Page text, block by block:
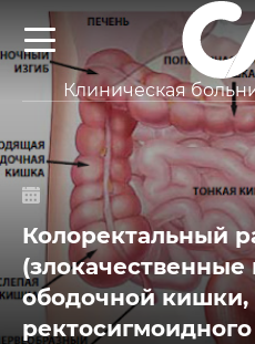
Клиническая
Колоректальный
(злокачественные
ободочной кишки,